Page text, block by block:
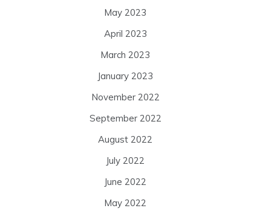
May 2023
April 2023
March 2023
January 2023
November 2022
September 2022
August 2022
July 2022
June 2022
May 2022